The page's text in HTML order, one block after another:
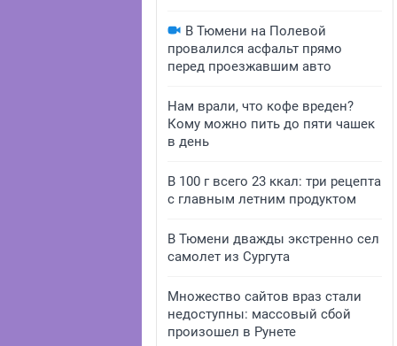
В Тюмени на Полевой
провалился асфальт прямо
перед проезжавшим авто
Нам врали, что кофе вреден?
Кому можно пить до пяти чашек
в день
В 100 г всего 23 ккал: три рецепта
с главным летним продуктом
В Тюмени дважды экстренно сел
самолет из Сургута
Множество сайтов враз стали
недоступны: массовый сбой
произошел в Рунете